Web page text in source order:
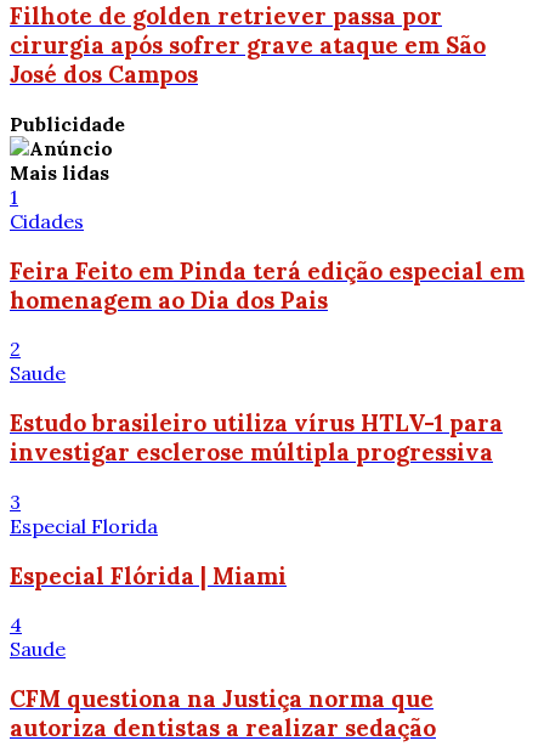
Filhote de golden retriever passa por
cirurgia após sofrer grave ataque em São
José dos Campos
Publicidade
Mais lidas
1
Cidades
Feira Feito em Pinda terá edição especial em
homenagem ao Dia dos Pais
2
Saude
Estudo brasileiro utiliza vírus HTLV-1 para
investigar esclerose múltipla progressiva
3
Especial Florida
Especial Flórida | Miami
4
Saude
CFM questiona na Justiça norma que
autoriza dentistas a realizar sedação